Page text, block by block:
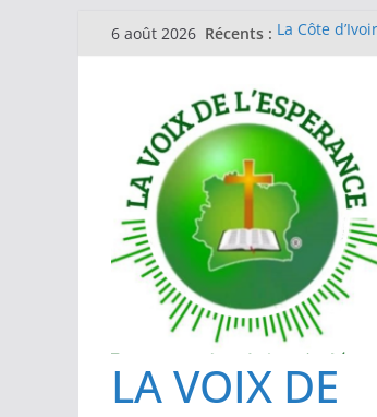
Passer
au
6 août 2026 Récents : La Côte
Journée de
EGLISE
Formation
prévalence
Une
La gestion du
des cas
LA VOIX DE